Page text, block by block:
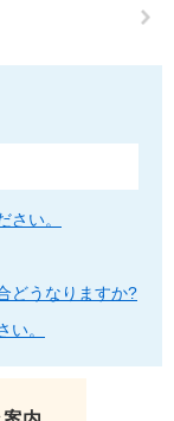
い。
どうなりますか?
。